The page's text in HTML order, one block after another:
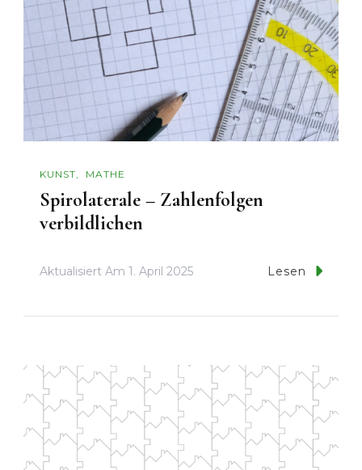
KUNST MATHE
Spirolaterale – Zahlenfolgen
verbildlichen
Aktualisiert Am 1. April 2025 Lesen